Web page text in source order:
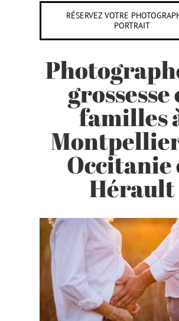
RÉSERVEZ VOTRE
PORTRAIT
grossesse
familles
Occitanie
Hérault